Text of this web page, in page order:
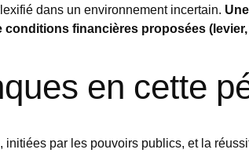
dans un environnement incertain.
financières proposées (levier,
en cette
par les pouvoirs publics, et la